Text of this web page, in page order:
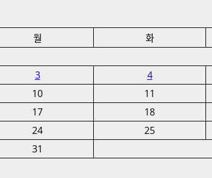
월 화
3 4
10 11
17 18
24 25
31